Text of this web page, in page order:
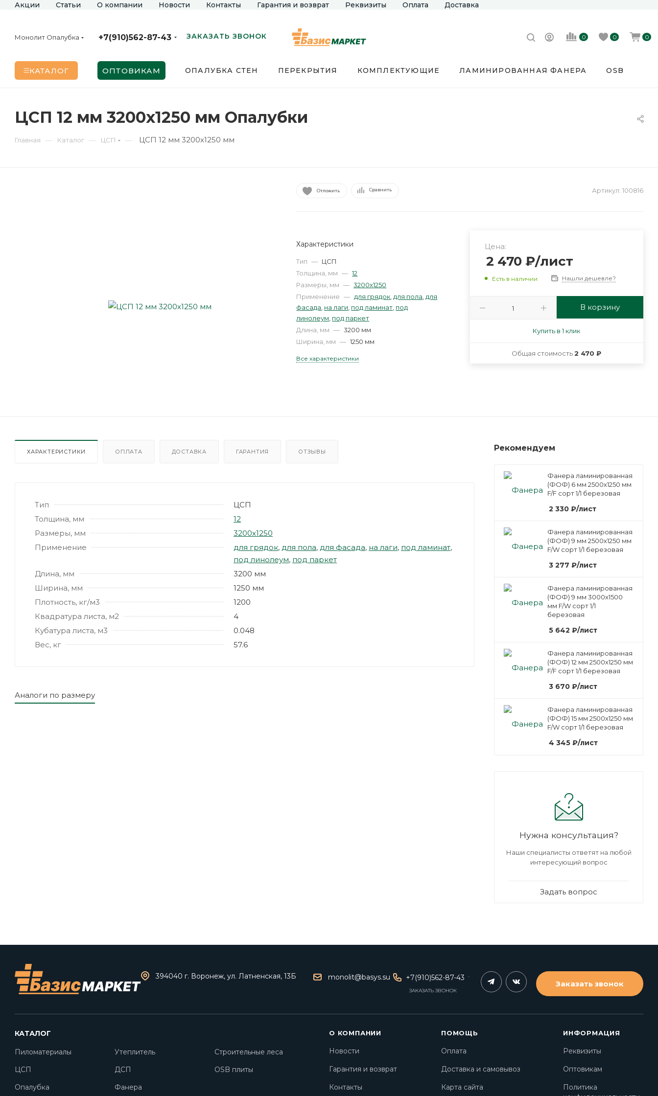
Акции Статьи О компании Новости Контакты Гарантия и возврат Реквизиты Оплата Доставка
Монолит Опалубка +7(910)562-87-43 ЗАКАЗАТЬ ЗВОНОК 0 0 0
КАТАЛОГ ОПТОВИКАМ ОПАЛУБКА СТЕН ПЕРЕКРЫТИЯ КОМПЛЕКТУЮЩИЕ ЛАМИНИРОВАННАЯ ФАНЕРА OSB
ЦСП 12 мм 3200х1250 мм Опалубки
Главная — Каталог — ЦСП — ЦСП 12 мм 3200х1250 мм
Отложить Сравнить Артикул: 100816
Характеристики
Тип — ЦСП
Толщина, мм — 12
Размеры, мм — 3200х1250
Применение — для грядок для пола для
фасада на лаги под ламинат под
линолеум под паркет
Длина, мм — 3200 мм
Ширина, мм — 1250 мм
Все характеристики
Цена:
2 470 ₽/лист
Есть в наличии Нашли дешевле?
В корзину
Купить в 1 клик
Общая стоимость2 470 ₽
ХАРАКТЕРИСТИКИ ОПЛАТА ДОСТАВКА ГАРАНТИЯ ОТЗЫВЫ
Тип
ЦСП
Толщина, мм
12
Размеры, мм
3200х1250
Применение
для грядок, для пола, для фасада, на лаги, под ламинат,
под линолеум, под паркет
Длина, мм
3200 мм
Ширина, мм
1250 мм
Плотность, кг/м3
1200
Квадратура листа, м2
4
Кубатура листа, м3
0.048
Вес, кг
57.6
Аналоги по размеру
Рекомендуем
Фанера ламинированная
(ФОФ) 6 мм 2500х1250 мм
F/F сорт 1/1 березовая
2 330 ₽/лист
Фанера ламинированная
(ФОФ) 9 мм 2500х1250 мм
F/W сорт 1/1 березовая
3 277 ₽/лист
Фанера ламинированная
(ФОФ) 9 мм 3000х1500
мм F/W сорт 1/1
березовая
5 642 ₽/лист
Фанера ламинированная
(ФОФ) 12 мм 2500х1250 мм
F/F сорт 1/1 березовая
3 670 ₽/лист
Фанера ламинированная
(ФОФ) 15 мм 2500х1250 мм
F/W сорт 1/1 березовая
4 345 ₽/лист
Нужна консультация?
Наши специалисты ответят на любой
интересующий вопрос
Задать вопрос
394040 г. Воронеж, ул. Латненская, 13Б monolit@basys.su +7(910)562-87-43
ЗАКАЗАТЬ ЗВОНОК
Заказать звонок
КАТАЛОГ
Пиломатериалы Утеплитель
Строительные леса
ЦСП
ДСП
OSB плиты
Опалубка
Фанера
О КОМПАНИИ
Новости
Гарантия и возврат
Контакты
ПОМОЩЬ
Оплата
Доставка и самовывоз
Карта сайта
ИНФОРМАЦИЯ
Реквизиты
Оптовикам
Политика